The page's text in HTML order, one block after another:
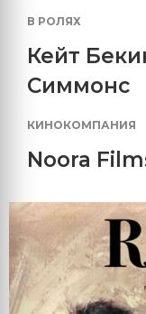
В РОЛЯХ
Кейт
Симмонс
КИНОКОМПАНИЯ
Noora